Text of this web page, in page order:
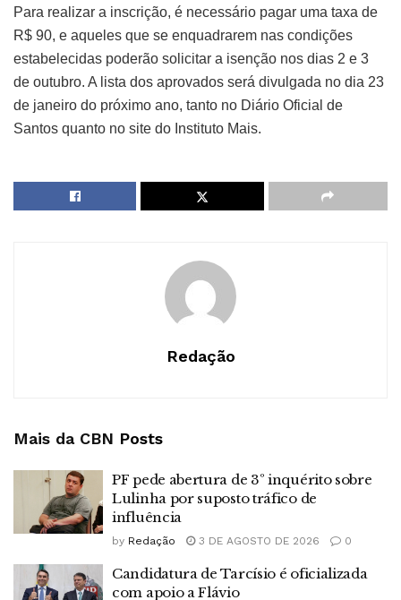
Para realizar a inscrição, é necessário pagar uma taxa de
R$ 90, e aqueles que se enquadrarem nas condições
estabelecidas poderão solicitar a isenção nos dias 2 e 3
de outubro. A lista dos aprovados será divulgada no dia 23
de janeiro do próximo ano, tanto no Diário Oficial de
Santos quanto no site do Instituto Mais.
Redação
Mais da CBN Posts
PF pede abertura de 3º inquérito sobre
Lulinha por suposto tráfico de
influência
by Redação 3 DE AGOSTO DE 2026 0
Candidatura de Tarcísio é oficializada
com apoio a Flávio